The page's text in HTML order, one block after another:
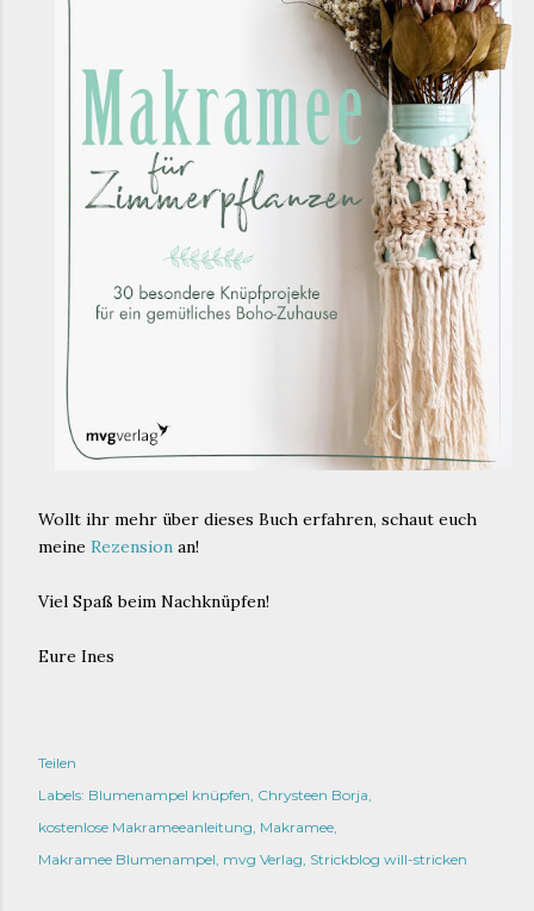
Wollt ihr mehr über dieses Buch erfahren, schaut euch
meine Rezension an!
Viel Spaß beim Nachknüpfen!
Eure Ines
Teilen
Labels: Blumenampel knüpfen Chrysteen Borja
kostenlose Makrameeanleitung Makramee
Makramee Blumenampel mvg Verlag Strickblog will-stricken